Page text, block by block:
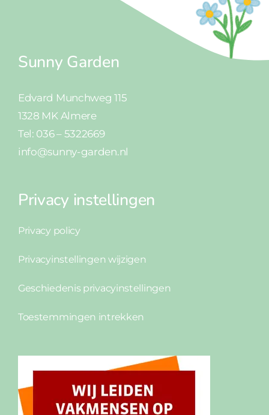
Sunny Garden
Edvard Munchweg 115
1328 MK Almere
Tel: 036 – 5322669
info@sunny-garden.nl
Privacy instellingen
Privacy policy
Privacyinstellingen wijzigen
Geschiedenis privacyinstellingen
Toestemmingen intrekken